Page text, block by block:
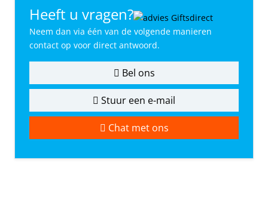
Heeft u vragen?
Neem dan via één van de volgende manieren
contact op voor direct antwoord.
Bel ons
Stuur een e-mail
Chat met ons